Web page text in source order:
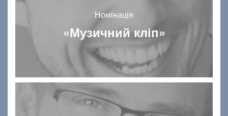
Номінація
«Музичний кліп»